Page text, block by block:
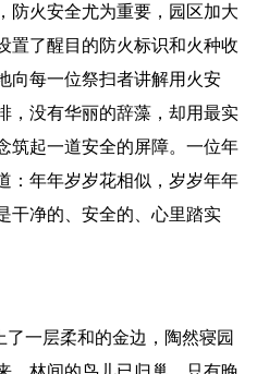
防火安全尤为重要，园区加大
置了醒目的防火标识和火种收
向每一位祭扫者讲解用火安
，没有华丽的辞藻，却用最实
筑起一道安全的屏障。一位年
：年年岁岁花相似，岁岁年年
干净的、安全的、心里踏实
一层柔和的金边，陶然寝园